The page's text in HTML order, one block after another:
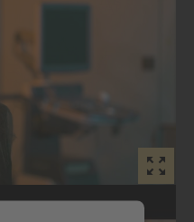
dieses Video
Platform